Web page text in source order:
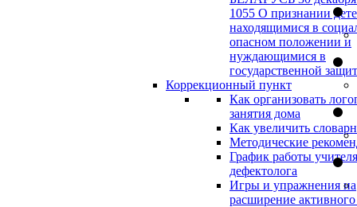
1055 О признании
находящимися в
опасном положении и
нуждающимися в
государственной
Коррекционный пункт
Как организовать
занятия дома
Как увеличить
Методические
График работы
дефектолога
Игры и упражнения на
расширение активного